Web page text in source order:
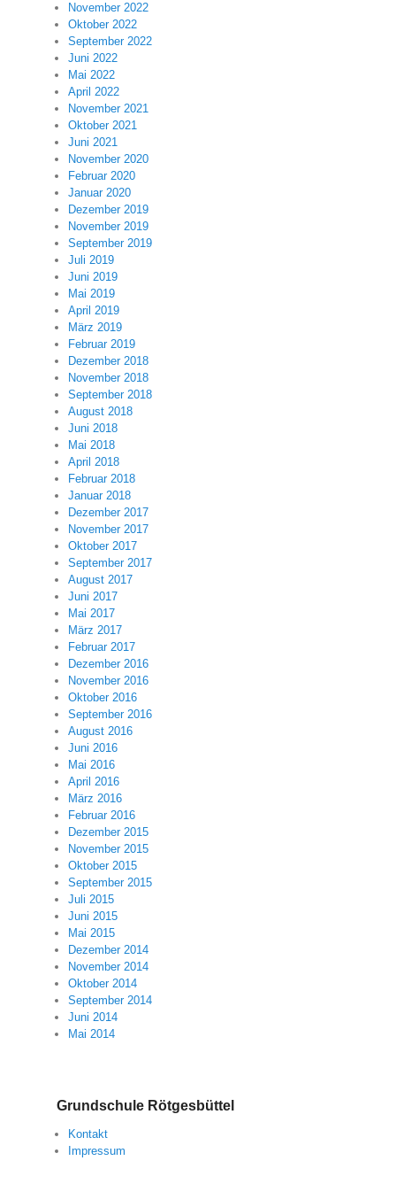
November 2022
Oktober 2022
September 2022
Juni 2022
Mai 2022
April 2022
November 2021
Oktober 2021
Juni 2021
November 2020
Februar 2020
Januar 2020
Dezember 2019
November 2019
September 2019
Juli 2019
Juni 2019
Mai 2019
April 2019
März 2019
Februar 2019
Dezember 2018
November 2018
September 2018
August 2018
Juni 2018
Mai 2018
April 2018
Februar 2018
Januar 2018
Dezember 2017
November 2017
Oktober 2017
September 2017
August 2017
Juni 2017
Mai 2017
März 2017
Februar 2017
Dezember 2016
November 2016
Oktober 2016
September 2016
August 2016
Juni 2016
Mai 2016
April 2016
März 2016
Februar 2016
Dezember 2015
November 2015
Oktober 2015
September 2015
Juli 2015
Juni 2015
Mai 2015
Dezember 2014
November 2014
Oktober 2014
September 2014
Juni 2014
Mai 2014
Grundschule Rötgesbüttel
Kontakt
Impressum